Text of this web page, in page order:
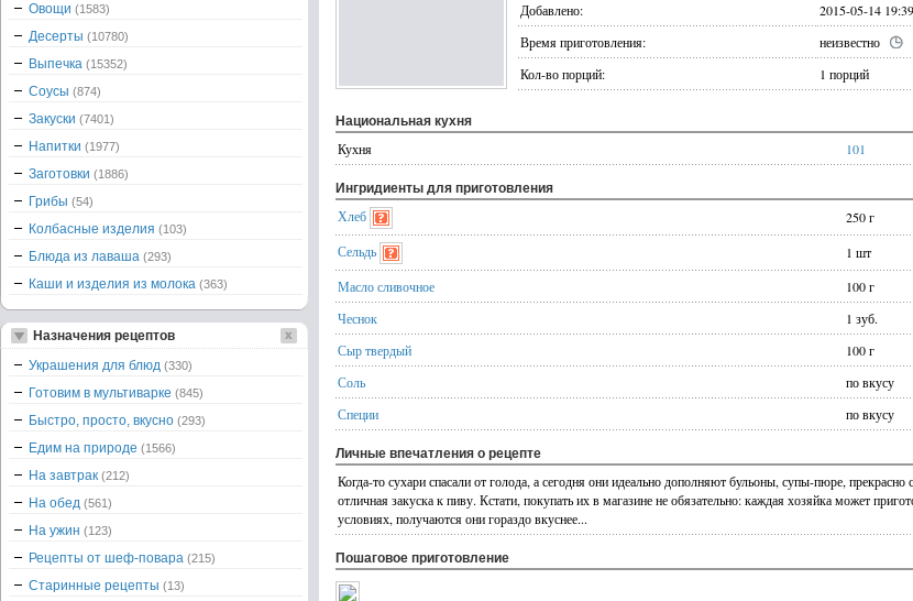
Добавлено:
2015-05-14
Время приготовления:
неизвестно
Кол-во порций:
1 порций
Национальная кухня
Кухня 101
Ингридиенты для приготовления
Хлеб
250 г
Сельдь
1 шт
Масло сливочное
100 г
Чеснок
1 зуб.
Сыр твердый
100 г
Соль
по вкусу
Специи
по вкусу
Личные впечатления о рецепте
Когда-то сухари спасали от голода, а сегодня они идеально дополняют бульоны, супы-пюре, прекрасно
отличная закуска к пиву. Кстати, покупать их в магазине не обязательно: каждая хозяйка может
условиях, получаются они гораздо вкуснее...
Пошаговое приготовление
Овощи (1583)
Десерты (10780)
Выпечка (15352)
Соусы (874)
Закуски (7401)
Напитки (1977)
Заготовки (1886)
Грибы (54)
Колбасные изделия (103)
Блюда из лаваша (293)
Каши и изделия из молока (363)
Назначения рецептов
Украшения для блюд (330)
Готовим в мультиварке (845)
Быстро, просто, вкусно (293)
Едим на природе (1566)
На завтрак (212)
На обед (561)
На ужин (123)
Рецепты от шеф-повара (215)
Старинные рецепты (13)